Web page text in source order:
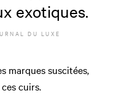
exotiques.
DU LUXE
marques suscitées,
cuirs.